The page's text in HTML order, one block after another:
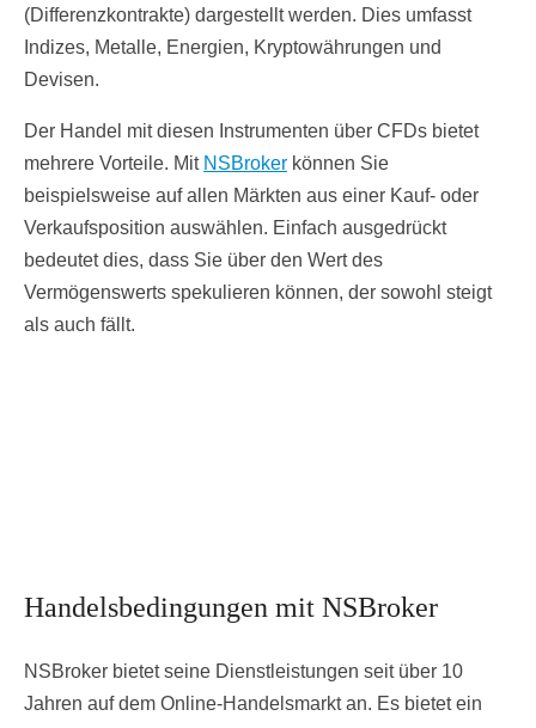
(Differenzkontrakte) dargestellt werden. Dies umfasst
Indizes, Metalle, Energien, Kryptowährungen und
Devisen.
Der Handel mit diesen Instrumenten über CFDs bietet
mehrere Vorteile. Mit NSBroker können Sie
beispielsweise auf allen Märkten aus einer Kauf- oder
Verkaufsposition auswählen. Einfach ausgedrückt
bedeutet dies, dass Sie über den Wert des
Vermögenswerts spekulieren können, der sowohl steigt
als auch fällt.
Handelsbedingungen mit NSBroker
NSBroker bietet seine Dienstleistungen seit über 10
Jahren auf dem Online-Handelsmarkt an. Es bietet ein